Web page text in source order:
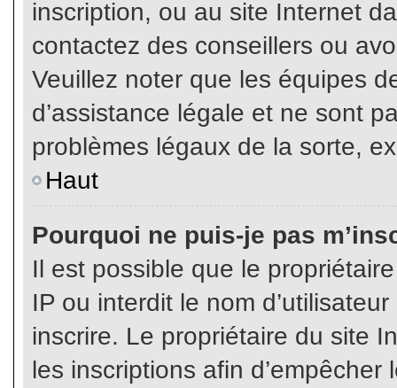
inscription, ou au site Internet
contactez des conseillers ou
Veuillez noter que les équipes
d’assistance légale et ne sont
problèmes légaux de la sorte,
Haut
Pourquoi ne puis-je pas
Il est possible que le
IP ou interdit le nom
inscrire. Le propriétaire du site
les inscriptions afin d’empêcher